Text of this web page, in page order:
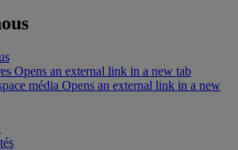
Opens an external link in a new tab
média Opens an external link in a new